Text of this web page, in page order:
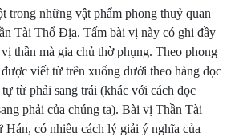
trong những vật phẩm phong thuỷ quan
Tài Thổ Địa. Tấm bài vị này có ghi đầy
thần mà gia chủ thờ phụng. Theo phong
viết từ trên xuống dưới theo hàng dọc
từ phải sang trái (khác với cách đọc
phải của chúng ta). Bài vị Thần Tài
Hán, có nhiều cách lý giải ý nghĩa của